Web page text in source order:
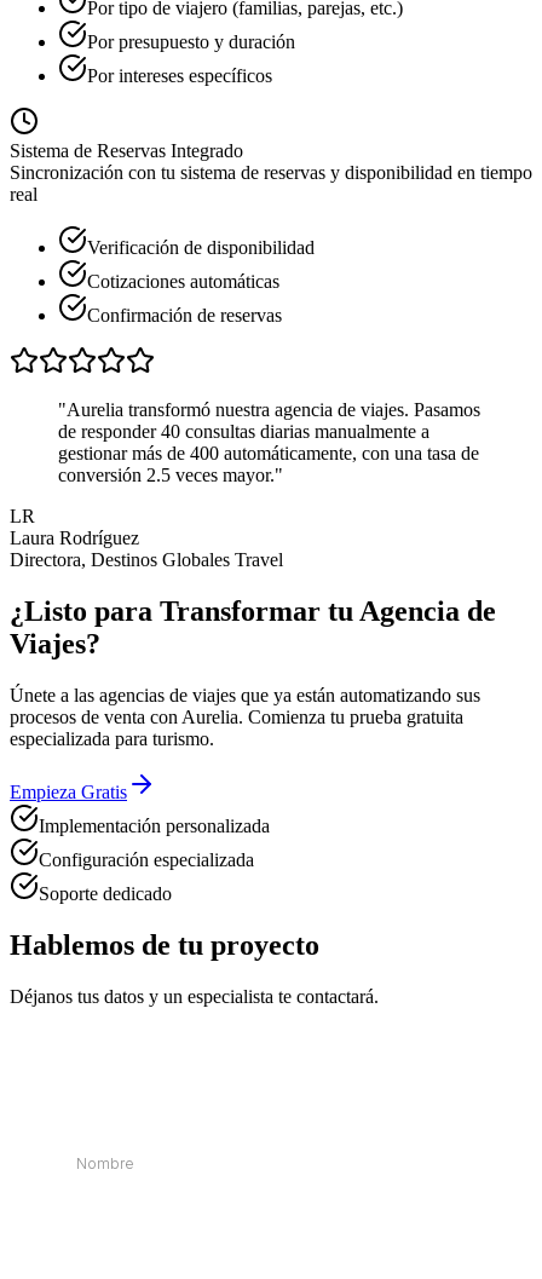
Por tipo de viajero (familias, parejas, etc.)
Por presupuesto y duración
Por intereses específicos
Sistema de Reservas Integrado
Sincronización con tu sistema de reservas y disponibilidad en tiempo
real
Verificación de disponibilidad
Cotizaciones automáticas
Confirmación de reservas
"Aurelia transformó nuestra agencia de viajes. Pasamos
de responder 40 consultas diarias manualmente a
gestionar más de 400 automáticamente, con una tasa de
conversión 2.5 veces mayor."
LR
Laura Rodríguez
Directora, Destinos Globales Travel
¿Listo para Transformar tu Agencia de
Viajes?
Únete a las agencias de viajes que ya están automatizando sus
procesos de venta con Aurelia. Comienza tu prueba gratuita
especializada para turismo.
Empieza Gratis
Implementación personalizada
Configuración especializada
Soporte dedicado
Hablemos de tu proyecto
Déjanos tus datos y un especialista te contactará.